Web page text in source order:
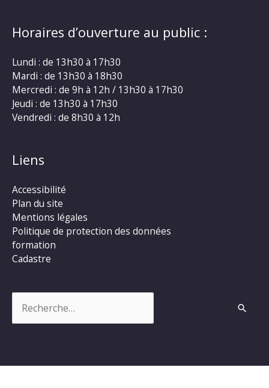
Horaires d’ouverture au public :
Lundi : de 13h30 à 17h30
Mardi : de 13h30 à 18h30
Mercredi : de 9h à 12h / 13h30 à 17h30
Jeudi : de 13h30 à 17h30
Vendredi : de 8h30 à 12h
Liens
Accessibilité
Plan du site
Mentions légales
Politique de protection des données
formation
Cadastre